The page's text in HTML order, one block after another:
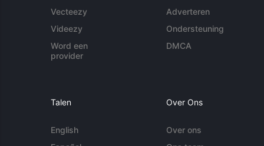
Vecteezy
Videezy
Word een
provider
Adverteren
Ondersteuning
DMCA
Talen
English
Over Ons
Over ons